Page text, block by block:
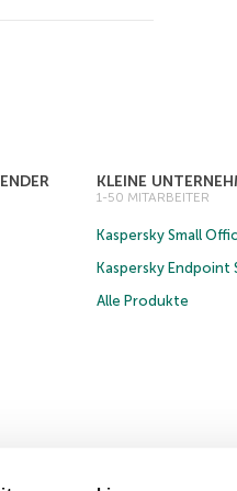
KLEINE
1-50 MITARBEITER
Kaspersky Small
Kaspersky Endpoint
Alle Produkte